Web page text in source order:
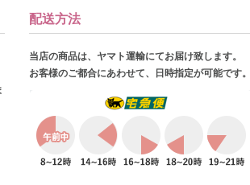
配送方法
当店の商品は、ヤマト運輸にてお届け致します。
お客様のご都合にあわせて、日時指定が可能です。